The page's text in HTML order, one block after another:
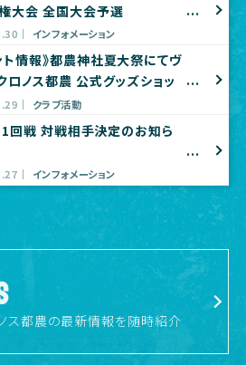
大会 全国大会予選
インフォメーション
ト情報》都農神社夏大祭にてヴ
ロノス都農 公式グッズショッ
お知らせ
クラブ活動
回戦 対戦相手決定のお知ら
インフォメーション
ス都農の最新情報を随時紹介